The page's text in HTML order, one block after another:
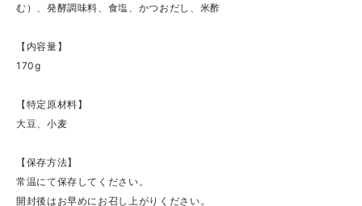
む）、発酵調味料、食塩、かつおだし、米酢
【内容量】
170g
【特定原材料】
大豆、小麦
【保存方法】
常温にて保存してください。
開封後はお早めにお召し上がりください。